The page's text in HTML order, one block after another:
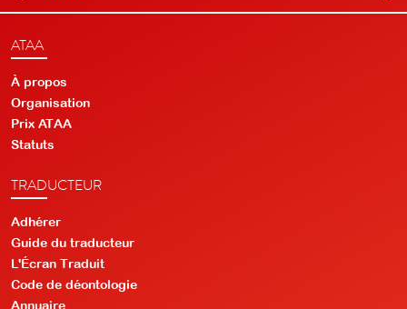
ATAA
À propos
Organisation
Prix ATAA
Statuts
TRADUCTEUR
Adhérer
Guide du traducteur
L'Écran Traduit
Code de déontologie
Annuaire